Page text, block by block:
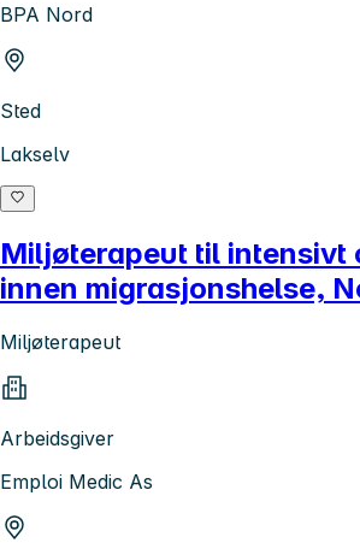
BPA Nord
Sted
Lakselv
Miljøterapeut til intensivt
innen migrasjonshelse,
Miljøterapeut
Arbeidsgiver
Emploi Medic As